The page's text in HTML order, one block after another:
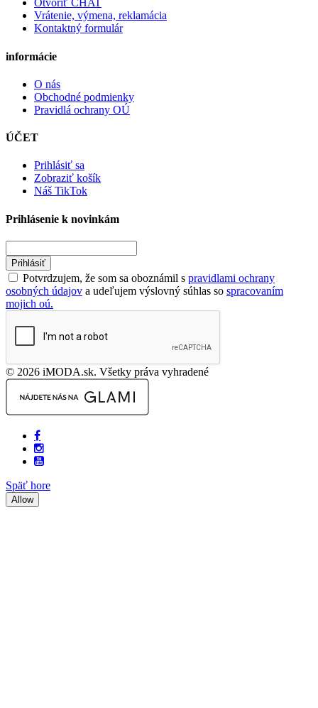
Otvoriť CHAT
Vrátenie, výmena, reklamácia
Kontaktný formulár
informácie
O nás
Obchodné podmienky
Pravidlá ochrany OÚ
ÚČET
Prihlásiť sa
Zobraziť košík
Náš TikTok
Prihlásenie k novinkám
Prihlásiť
Potvrdzujem, že som sa oboznámil s pravidlami ochrany
osobných údajov a udeľujem výslovný súhlas so spracovaním
mojich oú.
© 2026 iMODA.sk. Všetky práva vyhradené
Späť hore
Allow